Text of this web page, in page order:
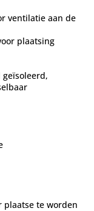
ventilatie aan de
plaatsing
plaatse te worden